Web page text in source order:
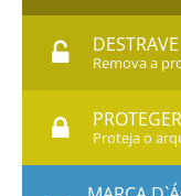
DESTRAVE
Remova a
PROTEGER
Proteja o